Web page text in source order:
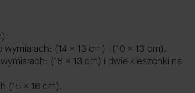
(14 x 13 cm) i (10 x 13 cm).
(18 x 13 cm) i dwie kieszonki na
(15 x 16 cm).